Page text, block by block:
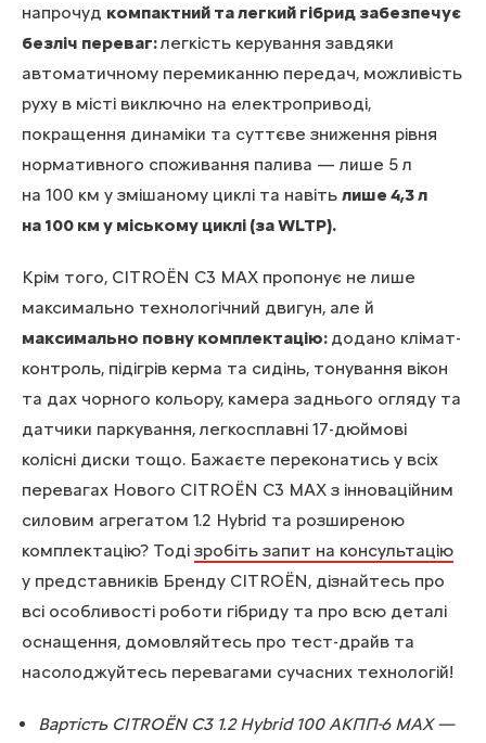
напрочуд компактний та легкий гібрид забезпечує
безліч переваг:легкість керування завдяки
автоматичному перемиканню передач, можливість
руху в місті виключно на електроприводі,
покращення динаміки та суттєве зниження рівня
нормативного споживання палива — лише 5 л
на 100 км у змішаному циклі та навіть лише 4,3 л
на 100 км у міському циклі (за WLTP).
Крім того, CITROЁN C3 MAX пропонує не лише
максимально технологічний двигун, але й
максимально повну комплектацію: додано клімат-
контроль, підігрів керма та сидінь, тонування вікон
та дах чорного кольору, камера заднього огляду та
датчики паркування, легкосплавні 17-дюймові
колісні диски тощо. Бажаєте переконатись у всіх
перевагах Нового CITROЁN C3 MAX з інноваційним
силовим агрегатом 1.2 Hybrid та розширеною
комплектацію? Тоді зробіть запит на консультацію
у представників Бренду CITROЁN, дізнайтесь про
всі особливості роботи гібриду та про всю деталі
оснащення, домовляйтесь про тест-драйв та
насолоджуйтесь перевагами сучасних технологій!
Вартість CITROЁN C3 1.2 Hybrid 100 АКПП-6 MAX —